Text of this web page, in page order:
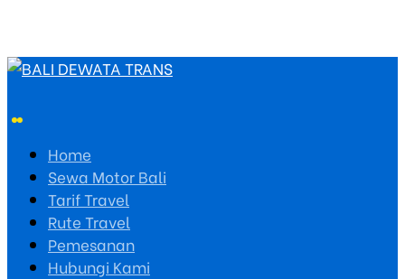
Home
Sewa Motor Bali
Tarif Travel
Rute Travel
Pemesanan
Hubungi Kami